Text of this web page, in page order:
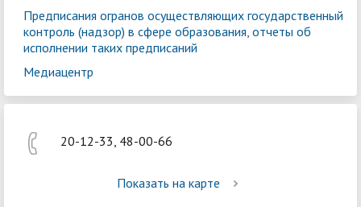
Предписания огранов осуществляющих государственный
контроль (надзор) в сфере образования, отчеты об
исполнении таких предписаний
Медиацентр
20-12-33, 48-00-66
Показать на карте